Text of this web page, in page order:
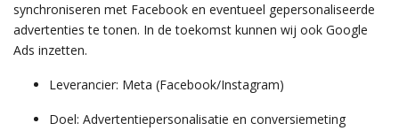
synchroniseren met Facebook en eventueel gepersonaliseerde
advertenties te tonen. In de toekomst kunnen wij ook Google
Ads inzetten.
Leverancier: Meta (Facebook/Instagram)
Doel: Advertentiepersonalisatie en conversiemeting